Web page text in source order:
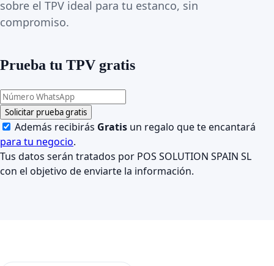
sobre el TPV ideal para tu estanco, sin
compromiso.
Prueba tu TPV gratis
Solicitar prueba gratis
Además recibirás Gratis un regalo que te encantará
para tu negocio.
Tus datos serán tratados por POS SOLUTION SPAIN SL
con el objetivo de enviarte la información.